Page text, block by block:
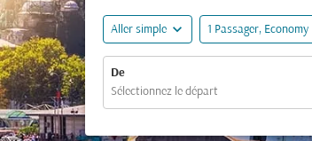
Aller simple expand_more 1 Passager, Economy
De